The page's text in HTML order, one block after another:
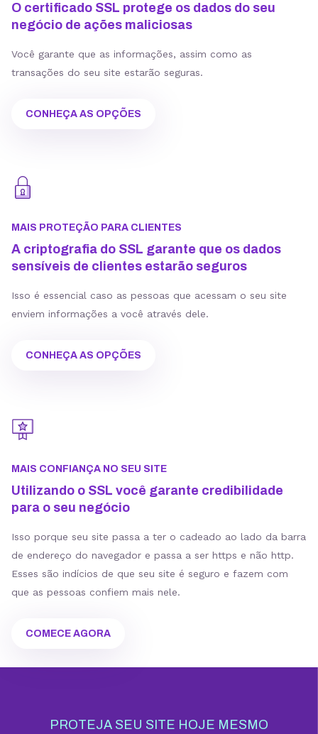
O certificado SSL protege os dados do seu
negócio de ações maliciosas
Você garante que as informações, assim como as
transações do seu site estarão seguras.
CONHEÇA AS OPÇÕES
MAIS PROTEÇÃO PARA CLIENTES
A criptografia do SSL garante que os dados
sensíveis de clientes estarão seguros
Isso é essencial caso as pessoas que acessam o seu site
enviem informações a você através dele.
CONHEÇA AS OPÇÕES
MAIS CONFIANÇA NO SEU SITE
Utilizando o SSL você garante credibilidade
para o seu negócio
Isso porque seu site passa a ter o cadeado ao lado da barra
de endereço do navegador e passa a ser https e não http.
Esses são indícios de que seu site é seguro e fazem com
que as pessoas confiem mais nele.
COMECE AGORA
PROTEJA SEU SITE HOJE MESMO